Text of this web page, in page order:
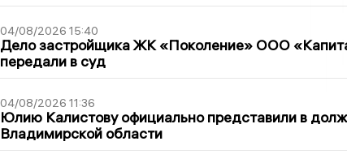
04/08/2026 15:40
Дело застройщика ЖК «Поколение» ООО
передали в суд
04/08/2026 11:36
Юлию Калистову официально представили в
Владимирской области